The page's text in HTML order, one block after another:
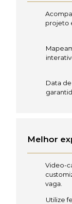
projeto
Data
Melhor
Video-
vaga.
Utilize